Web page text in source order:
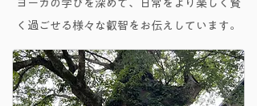
ヨーガの学びを深めて、日常をより楽しく賢
く過ごせる様々な叡智をお伝えしています。